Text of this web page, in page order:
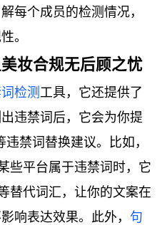
每个成员的检测情况，
。
妆合规无后顾之忧
检测 工具，它还提供了
违禁词后，它会为你提
禁词替换建议。比如，
些平台属于违禁词时，它
替代词汇，让你的文案在
响表达效果。此外， 句